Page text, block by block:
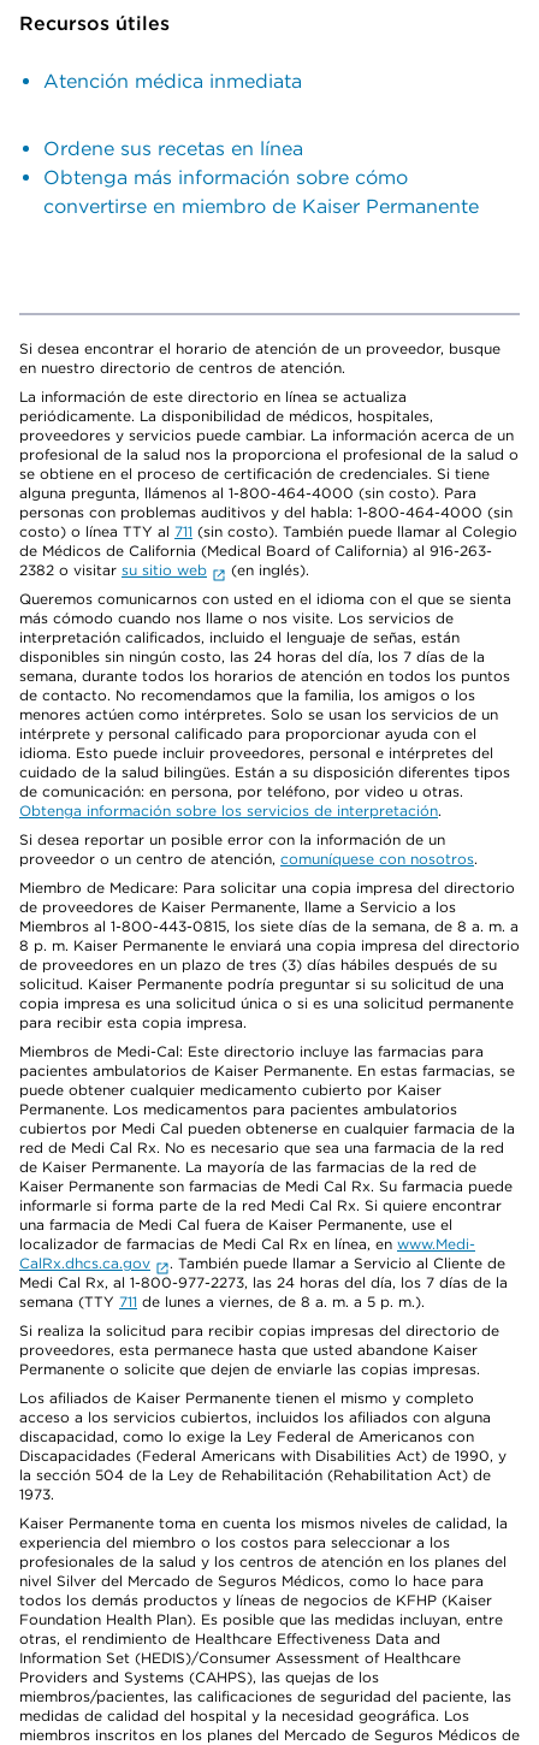
Recursos útiles
Atención médica inmediata
Ordene sus recetas en línea
Obtenga más información sobre cómo
convertirse en miembro de Kaiser Permanente
Si desea encontrar el horario de atención de un proveedor, busque
en nuestro directorio de centros de atención.
La información de este directorio en línea se actualiza
periódicamente. La disponibilidad de médicos, hospitales,
proveedores y servicios puede cambiar. La información acerca de un
profesional de la salud nos la proporciona el profesional de la salud o
se obtiene en el proceso de certificación de credenciales. Si tiene
alguna pregunta, llámenos al 1-800-464-4000 (sin costo). Para
personas con problemas auditivos y del habla: 1-800-464-4000 (sin
costo) o línea TTY al 711 (sin costo). También puede llamar al Colegio
de Médicos de California (Medical Board of California) al 916-263-
2382 o visitar su sitio web
(en inglés).
Queremos comunicarnos con usted en el idioma con el que se sienta
más cómodo cuando nos llame o nos visite. Los servicios de
interpretación calificados, incluido el lenguaje de señas, están
disponibles sin ningún costo, las 24 horas del día, los 7 días de la
semana, durante todos los horarios de atención en todos los puntos
de contacto. No recomendamos que la familia, los amigos o los
menores actúen como intérpretes. Solo se usan los servicios de un
intérprete y personal calificado para proporcionar ayuda con el
idioma. Esto puede incluir proveedores, personal e intérpretes del
cuidado de la salud bilingües. Están a su disposición diferentes tipos
de comunicación: en persona, por teléfono, por video u otras.
Obtenga información sobre los servicios de interpretación.
Si desea reportar un posible error con la información de un
proveedor o un centro de atención, comuníquese con nosotros.
Miembro de Medicare: Para solicitar una copia impresa del directorio
de proveedores de Kaiser Permanente, llame a Servicio a los
Miembros al 1-800-443-0815, los siete días de la semana, de 8 a. m. a
8 p. m. Kaiser Permanente le enviará una copia impresa del directorio
de proveedores en un plazo de tres (3) días hábiles después de su
solicitud. Kaiser Permanente podría preguntar si su solicitud de una
copia impresa es una solicitud única o si es una solicitud permanente
para recibir esta copia impresa.
Miembros de Medi-Cal: Este directorio incluye las farmacias para
pacientes ambulatorios de Kaiser Permanente. En estas farmacias, se
puede obtener cualquier medicamento cubierto por Kaiser
Permanente. Los medicamentos para pacientes ambulatorios
cubiertos por Medi Cal pueden obtenerse en cualquier farmacia de la
red de Medi Cal Rx. No es necesario que sea una farmacia de la red
de Kaiser Permanente. La mayoría de las farmacias de la red de
Kaiser Permanente son farmacias de Medi Cal Rx. Su farmacia puede
informarle si forma parte de la red Medi Cal Rx. Si quiere encontrar
una farmacia de Medi Cal fuera de Kaiser Permanente, use el
localizador de farmacias de Medi Cal Rx en línea, en www.Medi-
CalRx.dhcs.ca.gov
. También puede llamar a Servicio al Cliente de
Medi Cal Rx, al 1-800-977-2273, las 24 horas del día, los 7 días de la
semana (TTY 711 de lunes a viernes, de 8 a. m. a 5 p. m.).
Si realiza la solicitud para recibir copias impresas del directorio de
proveedores, esta permanece hasta que usted abandone Kaiser
Permanente o solicite que dejen de enviarle las copias impresas.
Los afiliados de Kaiser Permanente tienen el mismo y completo
acceso a los servicios cubiertos, incluidos los afiliados con alguna
discapacidad, como lo exige la Ley Federal de Americanos con
Discapacidades (Federal Americans with Disabilities Act) de 1990, y
la sección 504 de la Ley de Rehabilitación (Rehabilitation Act) de
1973.
Kaiser Permanente toma en cuenta los mismos niveles de calidad, la
experiencia del miembro o los costos para seleccionar a los
profesionales de la salud y los centros de atención en los planes del
nivel Silver del Mercado de Seguros Médicos, como lo hace para
todos los demás productos y líneas de negocios de KFHP (Kaiser
Foundation Health Plan). Es posible que las medidas incluyan, entre
otras, el rendimiento de Healthcare Effectiveness Data and
Information Set (HEDIS)/Consumer Assessment of Healthcare
Providers and Systems (CAHPS), las quejas de los
miembros/pacientes, las calificaciones de seguridad del paciente, las
medidas de calidad del hospital y la necesidad geográfica. Los
miembros inscritos en los planes del Mercado de Seguros Médicos de